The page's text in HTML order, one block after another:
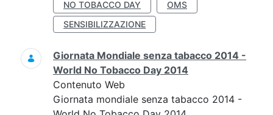
NO TOBACCO DAY
OMS
SENSIBILIZZAZIONE
Giornata Mondiale senza tabacco 2014 -
World No Tobacco Day 2014
Contenuto Web
Giornata mondiale senza tabacco 2014 -